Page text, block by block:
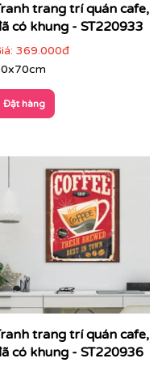
để gặp nhân viên tư
nhân viên tư vấn gửi
trang trí quán cafe,
có khung - ST220933
369.000đ
Đặt hàng
trang trí quán cafe,
có khung - ST220936